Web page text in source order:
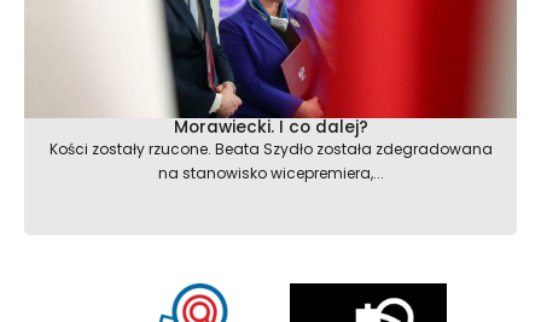
Morawiecki. I co dalej?
Kości zostały rzucone. Beata Szydło została zdegradowana
na stanowisko wicepremiera,...